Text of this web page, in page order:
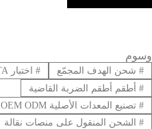
وسوم
#شحن الهدف المجمّع #اختبار ISTA
#أطقم أطقم الضربة القاضية
#تصنيع المعدات الأصلية OEM ODM بالجملة
#الشحن المنقول على منصات نقالة